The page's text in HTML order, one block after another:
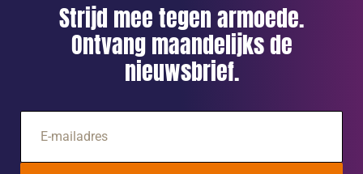
Strijd mee tegen armoede.
Ontvang maandelijks de
nieuwsbrief.
mailadres